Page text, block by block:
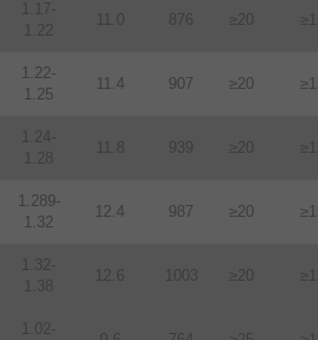
1.17-
1.22
11.0 876 ≥20
1.22-
1.25
11.4 907 ≥20
1.24-
1.28
11.8 939 ≥20
1.289-
1.32
12.4 987 ≥20
1.32-
1.38
12.6 1003 ≥20
1.02-